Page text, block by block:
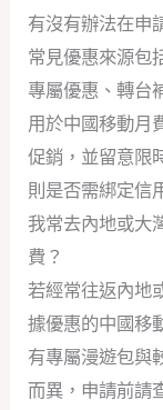
有沒有辦法在申
常見優惠來源包
專屬優惠、轉台
用於中國移動月
促銷，並留意限
則是否需綁定信
我常去內地或大
費？
若經常往返內地
據優惠的中國移
有專屬漫遊包與
而異，申請前請